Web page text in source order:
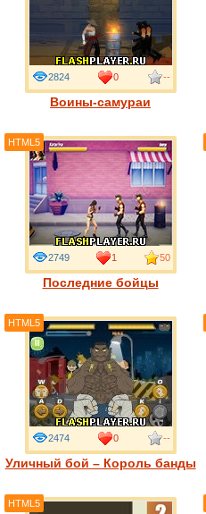
Воины-самураи
2824 0 --
Последние бойцы
2749 1 50
HTML5
Уличный бой – Король банды
2474 0 --
HTML5
HTML5